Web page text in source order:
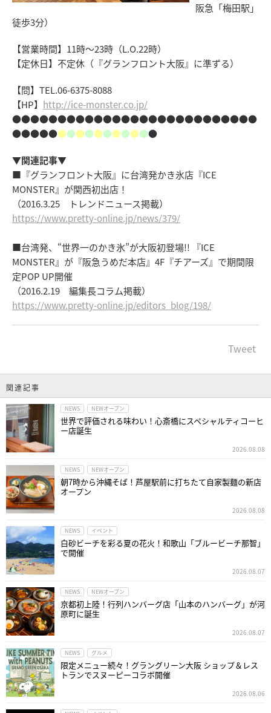
阪急「梅田駅」
徒歩3分）
【営業時間】11時～23時（L.O.22時）
【定休日】不定休（『グランフロント大阪』に準ずる）
【問】TEL.06-6375-8088
【HP】 http://ice-monster.co.jp/
●●●●●●●●●●●●●●●●●●●●●●●●●●●
●●●●●●●●●●●●●●●●
▼関連記事▼
■『グランフロント大阪』に台湾発かき氷店『ICE
MONSTER』が関西初出店！
（2016.3.25 トレンドニュース掲載）
https://www.pretty-online.jp/news/379/
■台湾発、“世界一のかき氷”が大阪初登場!! 『ICE
MONSTER』が『阪急うめだ本店』4F『チアーズ』で期間限
定POP UP開催
（2016.2.19 編集長コラム掲載）
https://www.pretty-online.jp/editors_blog/198/
Tweet
関連記事
NEWS NEWオープン
世界で評価される味わい！心斎橋にスペシャルティコーヒ
ー店誕生
2026.08.08
NEWS NEWオープン
朝7時から沖縄そば！芦屋駅前に打ちたて自家製麺の新店
オープン
2026.08.08
NEWS イベント
白砂ビーチを彩る夏の花火！和歌山「ブルービーチ那智」
で開催
2026.08.07
NEWS NEWオープン
京都初上陸！行列ハンバーグ店「山本のハンバーグ」が河
原町に誕生
2026.08.07
NEWS グルメ
限定メニュー続々！グラングリーン大阪 ショップ＆レス
トランでスヌーピーコラボ開催
2026.08.06